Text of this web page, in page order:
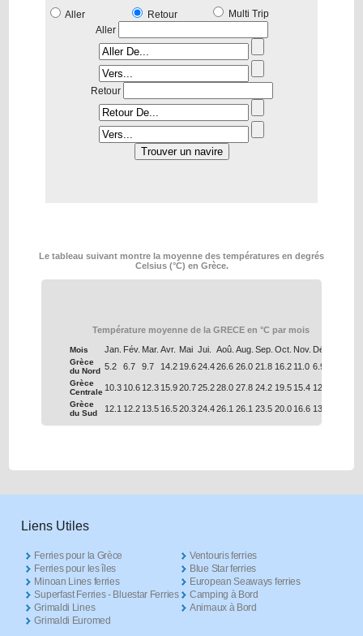
Aller Retour
Multi Trip
Aller
Retour
Le tableau suivant montre la moyenne des températures en degrés
Celsius (°C) en Grèce.
Température moyenne de la GRECE en °C par mois
Mois Jan. Fév. Mar. Avr. Mai Jui. Aoû. Aug. Sep. Oct. Nov. Déc.
Grèce
du Nord 5.2 6.7 9.7 14.2 19.624.426.6 26.0 21.8 16.2 11.0 6.9
Grèce
Centrale 10.3 10.6 12.3 15.920.725.228.0 27.8 24.2 19.5 15.4 12.0
Grèce
du Sud
12.1 12.2 13.5 16.520.324.426.1 26.1 23.5 20.0 16.6 13.7
Liens Utiles
Ferries pour la Grèce
Ferries pour les îles
Minoan Lines ferries
Superfast Ferries - Bluestar Ferries
Grimaldi Lines
Grimaldi Euromed
Ventouris ferries
Blue Star ferries
European Seaways ferries
Camping à Bord
Animaux à Bord